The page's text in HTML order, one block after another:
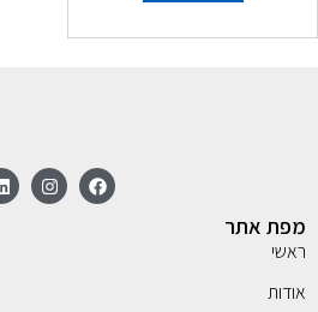
מפת אתר
ראשי
אודות